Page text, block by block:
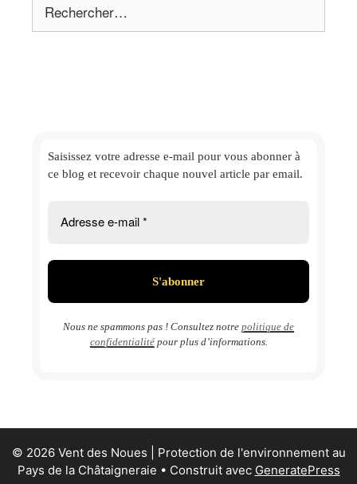
Saisissez votre adresse e-mail pour vous abonner à
ce blog et recevoir chaque nouvel article par email.
Nous ne spammons pas ! Consultez notre politique de
confidentialitépour plus d’informations.
© 2026 Vent des Noues | Protection de l'environnement au
Pays de la Châtaigneraie • Construit avec GeneratePress